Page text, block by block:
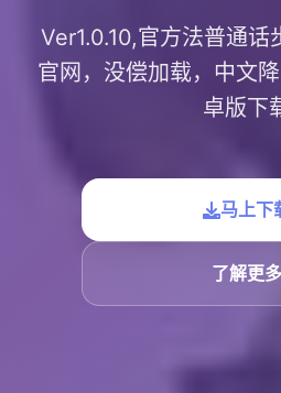
Ver1.0.10,官方法普通话
官网，没偿加载，中文
卓版下
马上下
了解更多